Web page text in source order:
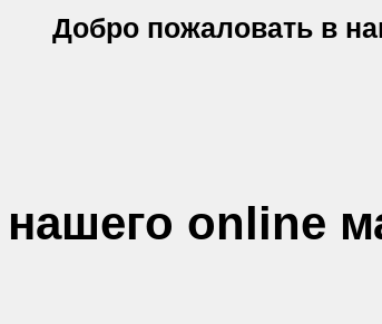
Добро пожаловать в
нашего online